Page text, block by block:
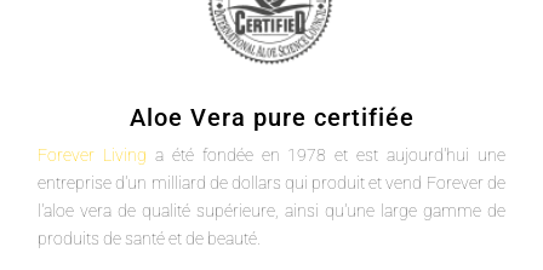
Aloe Vera pure certifiée
Forever Living a été fondée en 1978 et est aujourd'hui une
entreprise d'un milliard de dollars qui produit et vend Forever de
l'aloe vera de qualité supérieure, ainsi qu'une large gamme de
produits de santé et de beauté.